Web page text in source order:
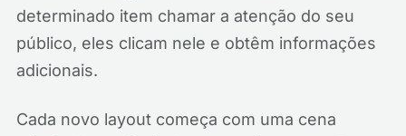
determinado item chamar a atenção do seu
público, eles clicam nele e obtêm informações
adicionais.
Cada novo layout começa com uma cena